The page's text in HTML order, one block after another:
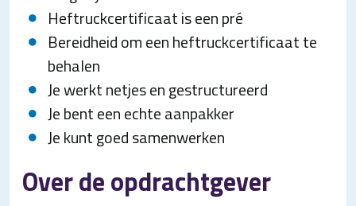
Heftruckcertificaat is een pré
Bereidheid om een heftruckcertificaat te
behalen
Je werkt netjes en gestructureerd
Je bent een echte aanpakker
Je kunt goed samenwerken
Over de opdrachtgever